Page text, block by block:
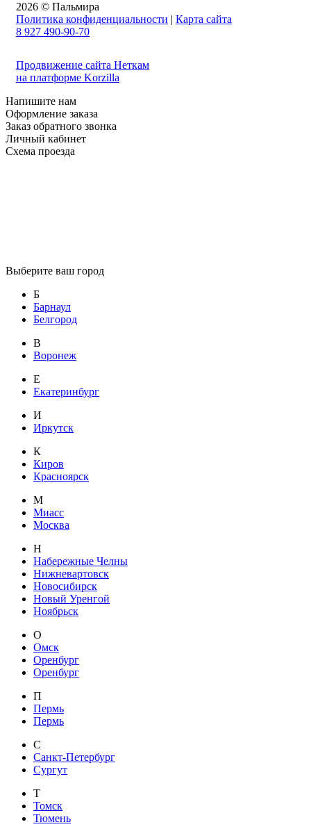
2026 © Пальмира
Политика конфиденциальности | Карта сайта
8 927 490-90-70
Продвижение сайта Неткам
на платформе Korzilla
Напишите нам
Оформление заказа
Заказ обратного звонка
Личный кабинет
Схема проезда
Выберите ваш город
Б
Барнаул
Белгород
В
Воронеж
Е
Екатеринбург
И
Иркутск
К
Киров
Красноярск
М
Миасс
Москва
Н
Набережные Челны
Нижневартовск
Новосибирск
Новый Уренгой
Ноябрьск
О
Омск
Оренбург
Оренбург
П
Пермь
Пермь
С
Санкт-Петербург
Сургут
Т
Томск
Тюмень